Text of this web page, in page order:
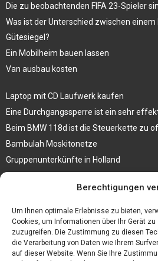
Berechtigungen
Um Ihnen optimale Erlebnisse zu bieten,
Cookies, um Informationen über Ihr Gerät
zuzugreifen. Die Zustimmung zu diesen
die Verarbeitung von Daten wie Ihrem
auf dieser Website. Wenn Sie Ihre
Die zu beobachtenden FIFA 23-Spieler
Was ist der Unterschied zwischen
Gütesiegel?
Ein Mobilheim bauen lassen
Van ausbau kosten
Laptop mit CD Laufwerk kaufen
Eine Durchgangssperre ist ein sehr
Beim BMW 118d ist die Steuerkette zu
Bambulah Moskitonetze
Gruppenunterkünfte in Holland
Jutebeutel kaufen und ihre
Personalhandbuch
10 Tipps um einen guten Eindruck zu
Sahnemaschine